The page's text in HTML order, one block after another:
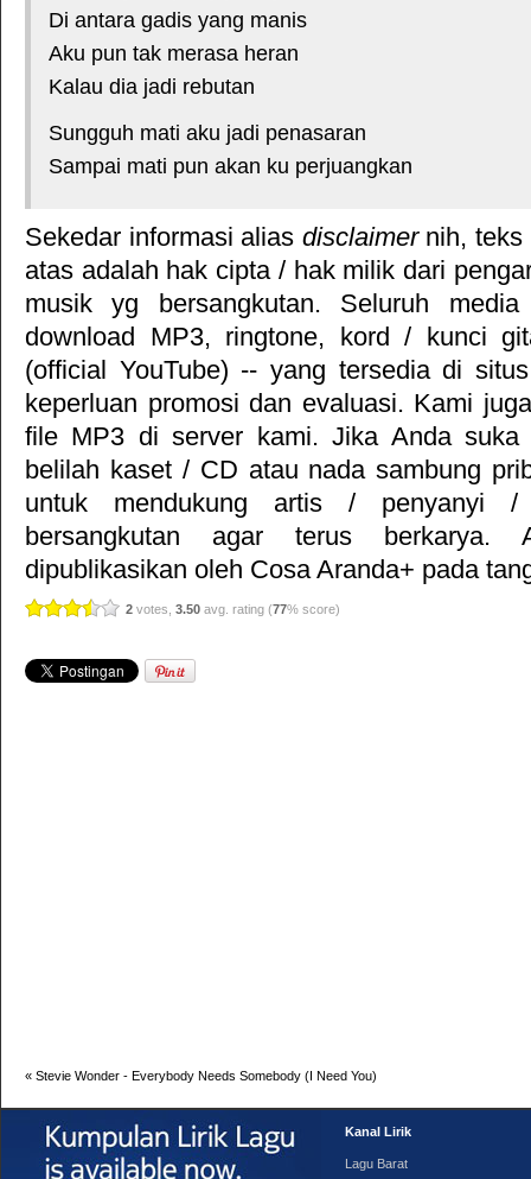
Di antara gadis yang manis
Aku pun tak merasa heran
Kalau dia jadi rebutan
Sungguh mati aku jadi penasaran
Sampai mati pun akan ku perjuangkan
Sekedar informasi alias disclaimernih, teks
atas adalah hak cipta / hak milik dari
musik yg bersangkutan. Seluruh
download MP3, ringtone, kord / kunci
(official YouTube) -- yang tersedia di
keperluan promosi dan evaluasi. Kami
file MP3 di server kami. Jika Anda
belilah kaset / CD atau nada sambung
untuk mendukung artis / penyanyi
bersangkutan agar terus berkarya.
dipublikasikan oleh Cosa Aranda+ pada
2 votes, 3.50 avg. rating (77% score)
« Stevie Wonder - Everybody Needs Somebody (I Need You)
Kanal Lirik
Lagu Barat